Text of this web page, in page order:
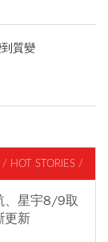
質變
/ HOT STORIES /
、星宇8/9取
更新